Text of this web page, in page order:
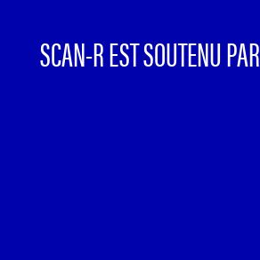
SCAN-R EST SOUTENU PAR